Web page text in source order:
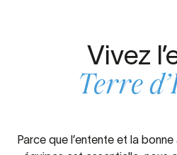
Vivez
Terre
Parce que l’entente et la